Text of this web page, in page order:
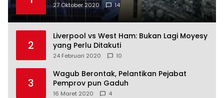
27 Oktober 2020 14
2
Liverpool vs West Ham: Bukan Lagi Moyesy
yang Perlu Ditakuti
24 Februari 2020 10
3
Wagub Berontak, Pelantikan Pejabat
Pemprov pun Gaduh
16 Maret 2020 4